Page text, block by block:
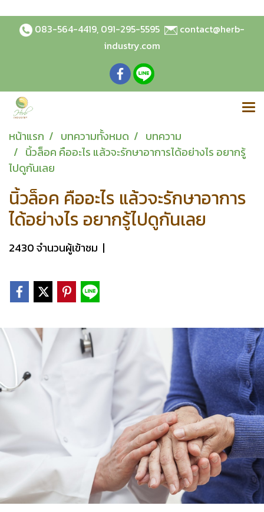
083-564-4419, 091-295-5595
contact@herb-
industry.com
หน้าแรก บทความทั้งหมด
บทความ
นิ้วล็อค คืออะไร แล้วจะรักษาอาการได้อย่างไร อยากรู้
ไปดูกันเลย
นิ้วล็อค คืออะไร แล้วจะรักษาอาการ
ได้อย่างไร อยากรู้ไปดูกันเลย
2430 จำนวนผู้เข้าชม |